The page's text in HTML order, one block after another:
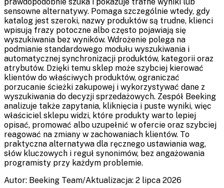
sensowne alternatywy. Pomaga szczególnie wtedy, gdy
katalog jest szeroki, nazwy produktów są trudne, klienci
wpisują frazy potoczne albo często pojawiają się
wyszukiwania bez wyników. Wdrożenie polega na
podmianie standardowego modułu wyszukiwania i
automatycznej synchronizacji produktów, kategorii oraz
atrybutów. Dzięki temu sklep może szybciej kierować
klientów do właściwych produktów, ograniczać
porzucanie ścieżki zakupowej i wykorzystywać dane z
wyszukiwania do decyzji sprzedażowych. Zespół Beeking
analizuje także zapytania, kliknięcia i puste wyniki, więc
właściciel sklepu widzi, które produkty warto lepiej
opisać, promować albo uzupełnić w ofercie oraz szybciej
reagować na zmiany w zachowaniach klientów. To
praktyczna alternatywa dla ręcznego ustawiania wag,
słów kluczowych i reguł synonimów, bez angażowania
programisty przy każdym problemie.
Autor: Beeking Team/Aktualizacja: 2 lipca 2026